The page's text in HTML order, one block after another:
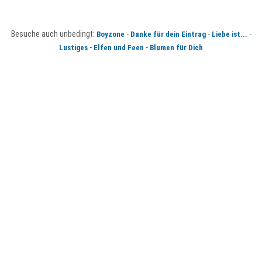
Besuche auch unbedingt: Boyzone - Danke für dein Eintrag- Liebe ist... -
Lustiges - Elfen und Feen - Blumen für Dich